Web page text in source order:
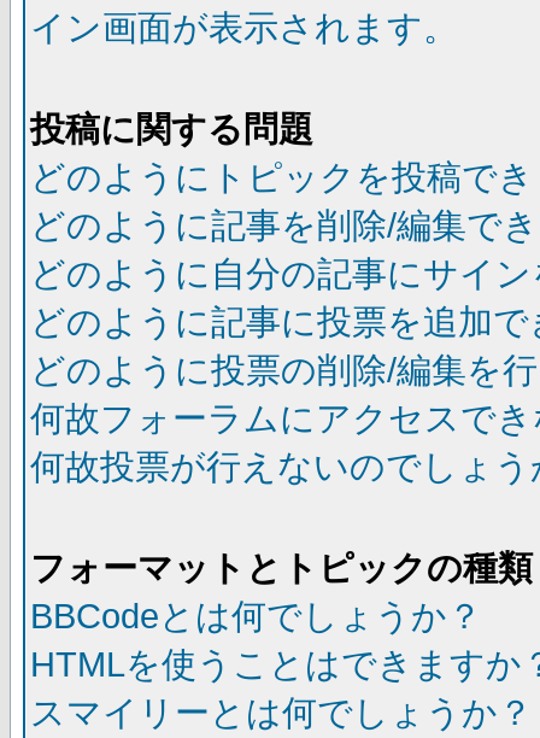
イン画面が表示されます。
投稿に関する問題
どのようにトピックを投稿で
どのように記事を削除/編集で
どのように自分の記事にサイ
どのように記事に投票を追加
どのように投票の削除/編集を
何故フォーラムにアクセスで
何故投票が行えないのでしょう
フォーマットとトピックの種類
BBCodeとは何でしょうか？
HTMLを使うことはできますか
スマイリーとは何でしょうか？